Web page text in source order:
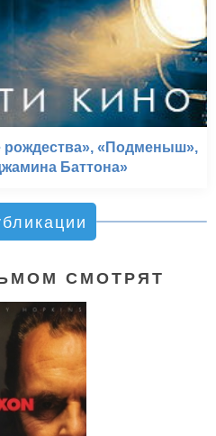
«Подменыш»,
Баттона»
СМОТРЯТ